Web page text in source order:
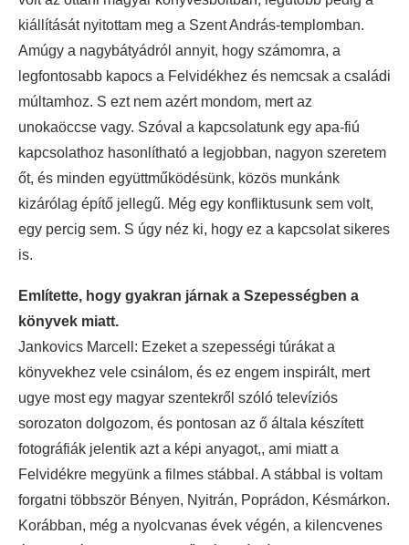
kiállítását nyitottam meg a Szent András-templomban.
Amúgy a nagybátyádról annyit, hogy számomra, a
legfontosabb kapocs a Felvidékhez és nemcsak a családi
múltamhoz. S ezt nem azért mondom, mert az
unokaöccse vagy. Szóval a kapcsolatunk egy apa-fiú
kapcsolathoz hasonlítható a legjobban, nagyon szeretem
őt, és minden együttműködésünk, közös munkánk
kizárólag építő jellegű. Még egy konfliktusunk sem volt,
egy percig sem. S úgy néz ki, hogy ez a kapcsolat sikeres
is.
Említette, hogy gyakran járnak a Szepességben a
könyvek miatt.
Jankovics Marcell: Ezeket a szepességi túrákat a
könyvekhez vele csinálom, és ez engem inspirált, mert
ugye most egy magyar szentekről szóló televíziós
sorozaton dolgozom, és pontosan az ő általa készített
fotográfiák jelentik azt a képi anyagot,, ami miatt a
Felvidékre megyünk a filmes stábbal. A stábbal is voltam
forgatni többször Bényen, Nyitrán, Poprádon, Késmárkon.
Korábban, még a nyolcvanas évek végén, a kilencvenes